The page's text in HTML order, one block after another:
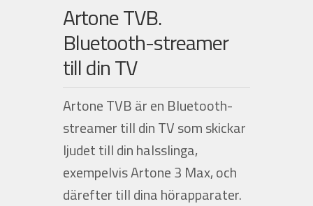
Kontakta oss
Nyheter
Integritetspolicy
Artone TVB.
Bluetooth-streamer
till din TV
Artone TVB är en Bluetooth-
streamer till din TV som skickar
ljudet till din halsslinga,
exempelvis Artone 3 Max, och
därefter till dina hörapparater.